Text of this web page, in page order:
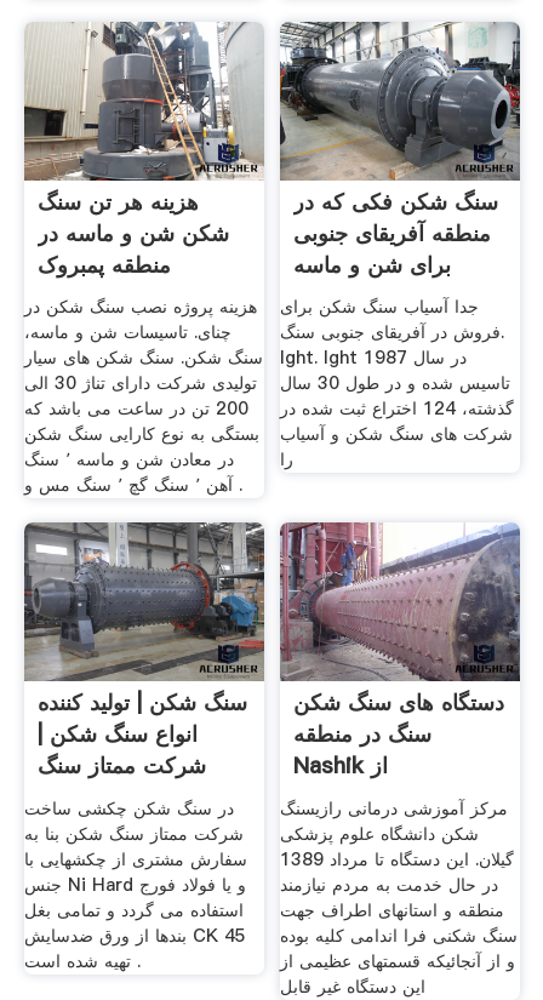
هزینه هر تن سنگ
شکن شن و ماسه در
منطقه پمبروک
هزینه پروژه نصب سنگ شکن در
چنای. تاسیسات شن و ماسه،
سنگ شکن. سنگ شکن های سیار
تولیدی شرکت دارای تناژ 30 الی
200 تن در ساعت می باشد که
بستگی به نوع کارایی سنگ شکن
در معادن شن و ماسه ٬ سنگ
آهن ٬ سنگ گچ ٬ سنگ مس و .
سنگ شکن فکی که در
منطقه آفریقای جنوبی
برای شن و ماسه
جدا آسیاب سنگ شکن برای
فروش در آفریقای جنوبی سنگ.
lght. lght در سال 1987
تاسیس شده و در طول 30 سال
گذشته، 124 اختراع ثبت شده در
شركت های سنگ شكن و آسیاب
را
سنگ شکن | تولید کننده
انواع سنگ شکن |
شرکت ممتاز سنگ
شکن
در سنگ شکن چکشی ساخت
شرکت ممتاز سنگ شکن بنا به
سفارش مشتری از چکشهایی با
جنس Ni Hard و یا فولاد فورج
استفاده می گردد و تمامی بغل
بندها از ورق ضدسایش CK 45
تهیه شده است .
دستگاه های سنگ شکن
سنگ در منطقه
Nashik از
مرکز آموزشی درمانی رازیسنگ
شکن دانشگاه علوم پزشکی
گیلان. این دستگاه تا مرداد 1389
در حال خدمت به مردم نیازمند
منطقه و استانهای اطراف جهت
سنگ شکنی فرا اندامی کلیه بوده
و از آنجائیکه قسمتهای عظیمی از
این دستگاه غیر قابل